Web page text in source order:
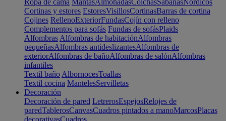
Ropa de cama MantasAlmohadasColchasSábanasNórdicos
Cortinas y estores EstoresVisillosCortinasBarras de cortina
Cojines RellenoExteriorFundasCojín con relleno
Complementos para sofás Fundas de sofásPlaids
Alfombras Alfombras de habitaciónAlfombras
pequeñasAlfombras antideslizantesAlfombras de
exteriorAlfombras de bañoAlfombras de salónAlfombras
infantiles
Textil baño AlbornocesToallas
Textil cocina MantelesServilletas
Decoración
Decoración de pared LetrerosEspejosRelojes de
paredTablerosCanvasCuadros pintados a manoMarcosPlacas
decorativasCuadros